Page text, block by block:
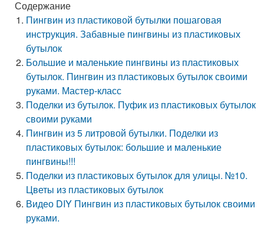
Содержание
Пингвин из пластиковой бутылки пошаговая
инструкция. Забавные пингвины из пластиковых
бутылок
Большие и маленькие пингвины из пластиковых
бутылок. Пингвин из пластиковых бутылок своими
руками. Мастер-класс
Поделки из бутылок. Пуфик из пластиковых бутылок
своими руками
Пингвин из 5 литровой бутылки. Поделки из
пластиковых бутылок: большие и маленькие
пингвины!!!
Поделки из пластиковых бутылок для улицы. №10.
Цветы из пластиковых бутылок
Видео DIY Пингвин из пластиковых бутылок своими
руками.